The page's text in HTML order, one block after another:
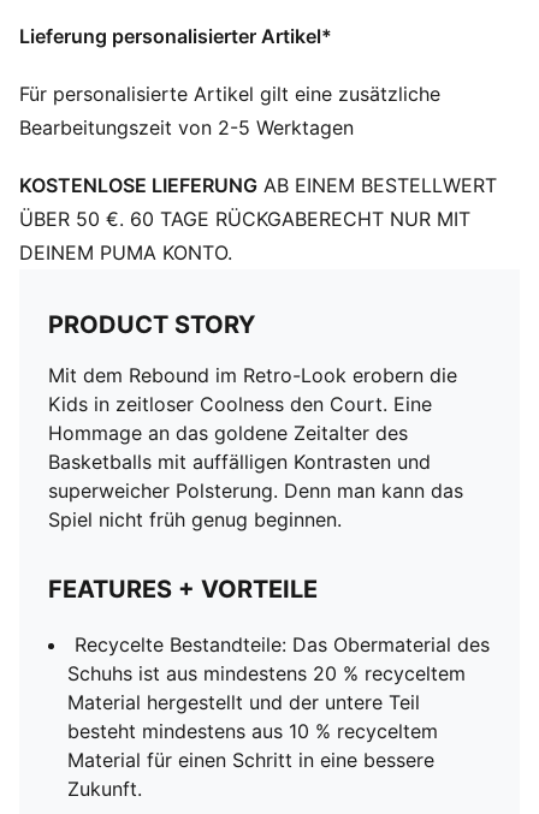
Gummibänder und Klettverschluss
PUMA Branding-Details
Obermaterial: Synthetik, Textil; Futter: Textil;
Gummi
Lieferung personalisierter Artikel*
Für personalisierte Artikel gilt eine zusätzliche
Bearbeitungszeit von 2-5 Werktagen
KOSTENLOSE LIEFERUNG AB EINEM BESTELLWERT
ÜBER 50 €. 60 TAGE RÜCKGABERECHT NUR MIT
DEINEM PUMA KONTO.
PRODUCT STORY
Mit dem Rebound im Retro-Look erobern die
Kids in zeitloser Coolness den Court. Eine
Hommage an das goldene Zeitalter des
Basketballs mit auffälligen Kontrasten und
superweicher Polsterung. Denn man kann das
Spiel nicht früh genug beginnen.
FEATURES + VORTEILE
Recycelte Bestandteile: Das Obermaterial des
Schuhs ist aus mindestens 20 % recyceltem
Material hergestellt und der untere Teil
besteht mindestens aus 10 % recyceltem
Material für einen Schritt in eine bessere
Zukunft.